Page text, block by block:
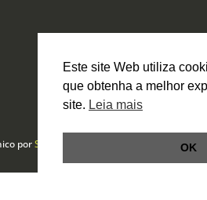
porSmartbit
Este site Web utiliza
que obtenha a melhor
site. Leia mais
OK